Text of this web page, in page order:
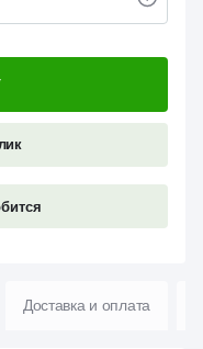
Доставка и оплата